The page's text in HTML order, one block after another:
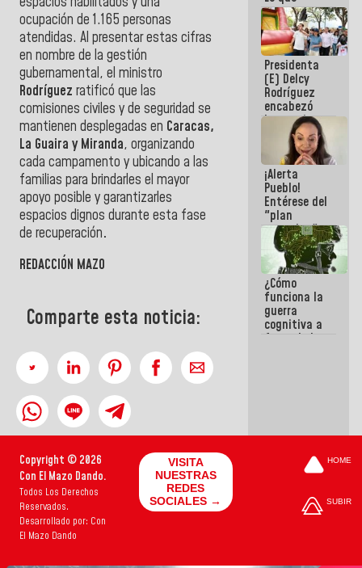
ocupación de 1.165 personas
atendidas. Al presentar estas cifras
en nombre de la gestión
gubernamental, el ministro
Rodríguez ratificó que las
comisiones civiles y de seguridad se
mantienen desplegadas en Caracas,
La Guaira y Miranda, organizando
cada campamento y ubicando a las
familias para brindarles el mayor
apoyo posible y garantizarles
espacios dignos durante esta fase
de recuperación.
REDACCIÓN MAZO
Comparte esta noticia:
vayas a
escribir
hazlo hoy
por que no
sabemos si
la semana
que viene
hay
programa
Presidenta
(E) Delcy
Rodríguez
encabezó
lanzamiento
del Plan
Nacional de
Recreación
Vacacional
¡Alerta
Pueblo!
Entérese del
"plan
enjambre"
de La Sayo
para
sabotear el
diálogo y
promover el
caos
¿Cómo
funciona la
guerra
cognitiva a
favor de la
Copyright © 2026
Con El Mazo Dando.
Todos Los Derechos
Reservados.
Desarrollado por: Con
El Mazo Dando
VISITA
NUESTRAS
REDES
SOCIALES →
HOME
SUBIR